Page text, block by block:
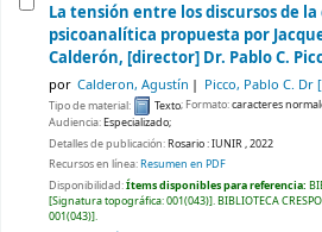
La tensión entre los discursos de
psicoanalítica propuesta por
Calderón, [director] Dr. Pablo C.
por Calderon, Agustín Picco, Pablo C. Dr
Tipo de material: Texto; Formato:caracteres
Audiencia:Especializado;
Detalles de publicación:Rosario :IUNIR ,2022
Recursos en línea:Resumen en PDF
Disponibilidad:Ítems disponibles para referencia:
Signatura topográfica:001(043) .BIBLIOTECA
001(043) .